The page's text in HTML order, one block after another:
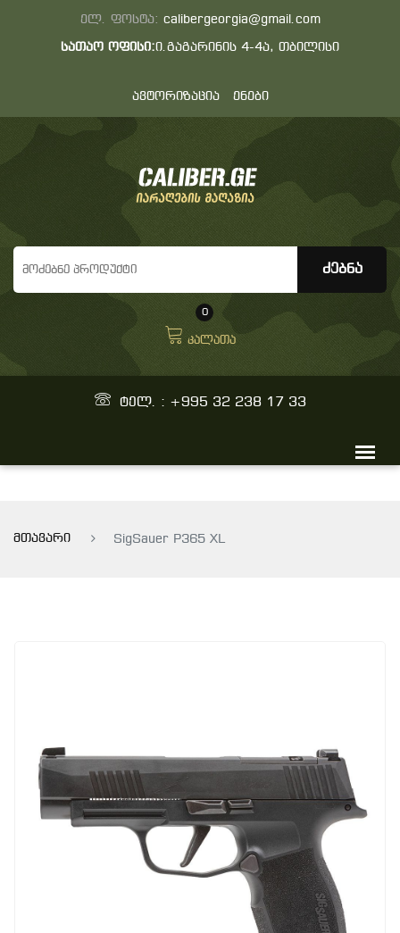
ელ. ფოსტა: calibergeorgia@gmail.com
სათაო ოფისი:ი.გაგარინის 4-4ა, თბილისი
ავტორიზაცია ენები
0
კალათა
ტელ. : +995 32 238 17 33
მთავარი SigSauer P365 XL